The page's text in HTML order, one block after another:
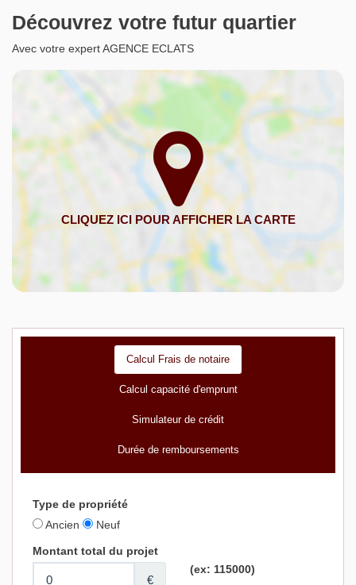
Découvrez votre futur quartier
Avec votre expert AGENCE ECLATS
Calcul Frais de notaire
Calcul capacité d'emprunt
Simulateur de crédit
Durée de remboursements